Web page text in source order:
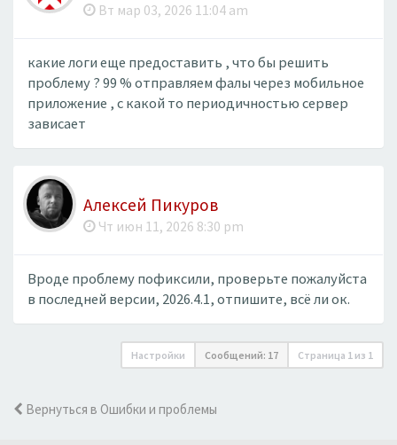
Вт мар 03, 2026 11:04 am
какие логи еще предоставить , что бы решить
проблему ? 99 % отправляем фалы через мобильное
приложение , с какой то периодичностью сервер
зависает
Алексей Пикуров
Чт июн 11, 2026 8:30 pm
Вроде проблему пофиксили, проверьте пожалуйста
в последней версии, 2026.4.1, отпишите, всё ли ок.
Настройки Сообщений: 17 Страница 1 из 1
Вернуться в Ошибки и проблемы